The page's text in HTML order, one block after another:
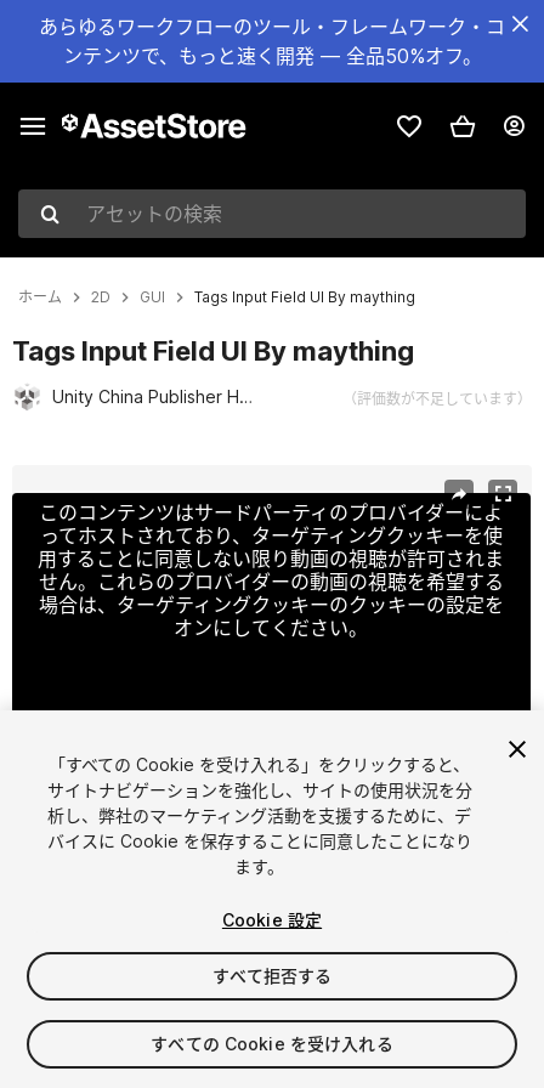
あらゆるワークフローのツール・フレームワーク・コ
ンテンツで、もっと速く開発 — 全品50%オフ。
アセットの検索
ホーム 2D GUI Tags Input Field UI By maything
Tags Input Field UI By maything
Unity China Publisher Hub （評価数が不足しています）
このコンテンツはサードパーティのプロバイダーによ
ってホストされており、ターゲティングクッキーを使
用することに同意しない限り動画の視聴が許可されま
せん。これらのプロバイダーの動画の視聴を希望する
場合は、ターゲティングクッキーのクッキーの設定を
オンにしてください。
1 /9
$5.99
消費税は決済時に計算されます
「すべての Cookie を受け入れる」をクリックすると、
サイトナビゲーションを強化し、サイトの使用状況を分
析し、弊社のマーケティング活動を支援するために、デ
バイスに Cookie を保存することに同意したことになり
ます。
Cookie 設定
すべて拒否する
すべての Cookie を受け入れる